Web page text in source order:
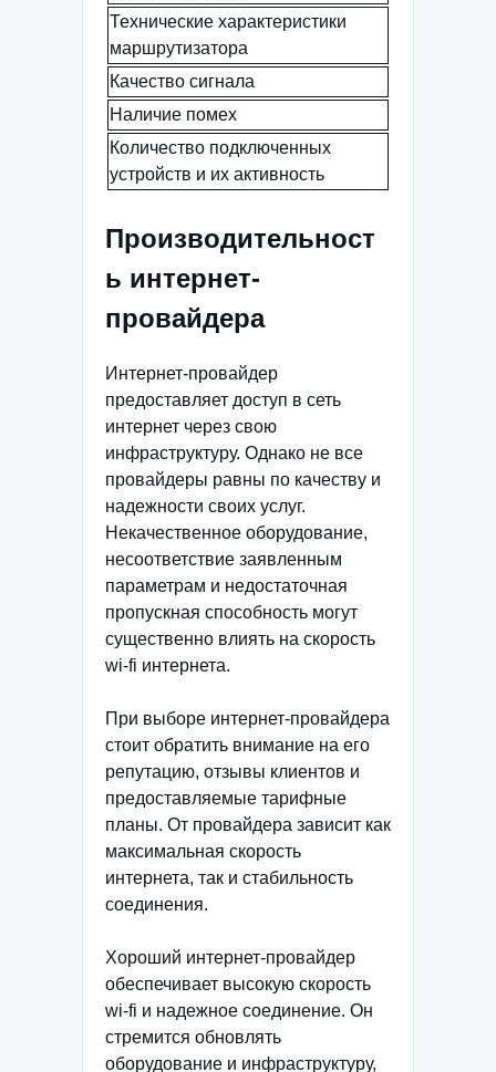
Технические характеристики
маршрутизатора
Качество сигнала
Наличие помех
Количество подключенных
устройств и их активность
Производительност
ь интернет-
провайдера
Интернет-провайдер
предоставляет доступ в сеть
интернет через свою
инфраструктуру. Однако не все
провайдеры равны по качеству и
надежности своих услуг.
Некачественное оборудование,
несоответствие заявленным
параметрам и недостаточная
пропускная способность могут
существенно влиять на скорость
wi-fi интернета.
При выборе интернет-провайдера
стоит обратить внимание на его
репутацию, отзывы клиентов и
предоставляемые тарифные
планы. От провайдера зависит как
максимальная скорость
интернета, так и стабильность
соединения.
Хороший интернет-провайдер
обеспечивает высокую скорость
wi-fi и надежное соединение. Он
стремится обновлять
оборудование и инфраструктуру,